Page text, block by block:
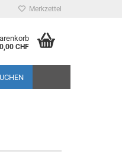
Merkzettel
0,00 CHF